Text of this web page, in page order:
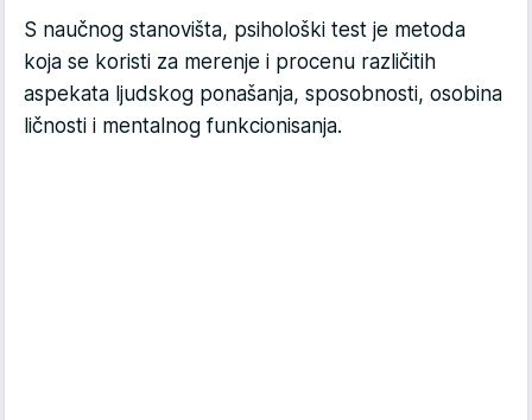
S naučnog stanovišta, psihološki test je metoda
koja se koristi za merenje i procenu različitih
aspekata ljudskog ponašanja, sposobnosti, osobina
ličnosti i mentalnog funkcionisanja.